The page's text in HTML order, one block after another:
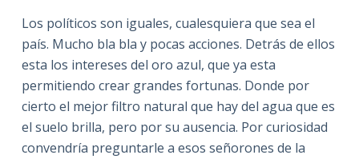
Los políticos son iguales, cualesquiera que sea el
país. Mucho bla bla y pocas acciones. Detrás de ellos
esta los intereses del oro azul, que ya esta
permitiendo crear grandes fortunas. Donde por
cierto el mejor filtro natural que hay del agua que es
el suelo brilla, pero por su ausencia. Por curiosidad
convendría preguntarle a esos señorones de la